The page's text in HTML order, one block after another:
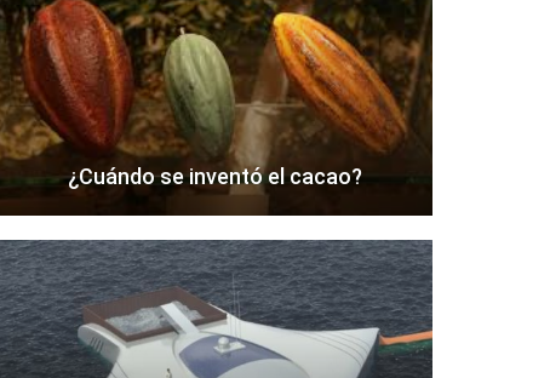
¿Cuándo se inventó el cacao?